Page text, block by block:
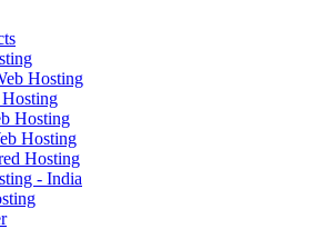
Hosting
Hosting
Hosting
Hosting
Hosting
- India